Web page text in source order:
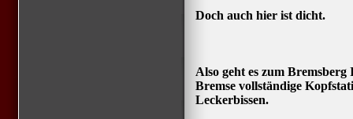
Doch auch hier ist dicht.
Also geht es zum
Bremse vollständige
Leckerbissen.